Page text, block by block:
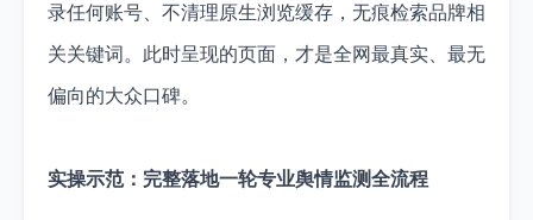
录任何账号、不清理原生浏览缓存，无痕检索品牌相
关关键词。此时呈现的页面，才是全网最真实、最无
偏向的大众口碑。
实操示范：完整落地一轮专业舆情监测全流程